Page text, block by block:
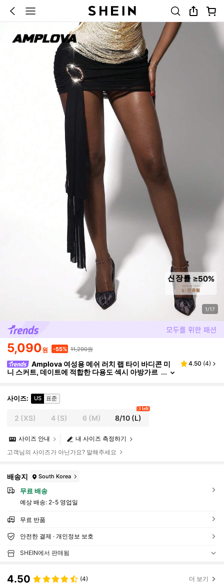
1/17
5,090원 -55% 11,290원
Amplova 여성용 메쉬 러치 랩 타이 바디콘 미
니 스커트, 데이트에 적합한 다용도 섹시 아방가르
4.50 (4)
사이즈: US 표준
2 (XS) 4(S) 6 (M) 8/10 (L)
3 left
내 사이즈 측정하기
사이즈 안내
고객님의 사이즈가 아닌가요? 말해주세요
배송지 South Korea
무료 배송
예상 배송: 2-5 영업일
무료 반품
안전한 결제 · 개인정보 보호
SHEIN에서 판매됨
4.50 (4) 더 보기